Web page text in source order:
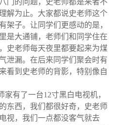
门的问题，史老师都是来者不
解为止。大家都说史老师这个
架子。让同学们更感动的是，
是大通铺，老师们和同学住在
史老师每天夜里都要起来为煤
泄漏。在后来同学们聚会时有
看到史老师的背影，特别像自
家有了一台12寸黑白电视机，
东西，我们都很好奇，史老师
视，我们一点都没客气就去